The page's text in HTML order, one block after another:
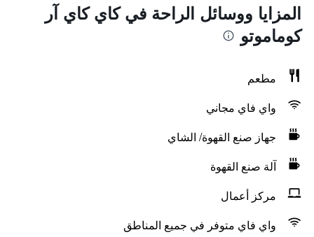
المزايا ووسائل الراحة في كاي كاي آر
كوماموتو
مطعم
واي فاي مجاني
جهاز صنع القهوة/ الشاي
آلة صنع القهوة
مركز أعمال
واي فاي متوفر في جميع المناطق